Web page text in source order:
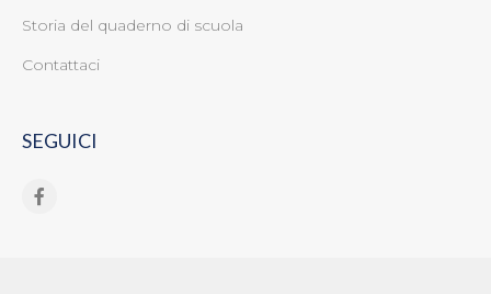
Storia del quaderno di scuola
Contattaci
SEGUICI